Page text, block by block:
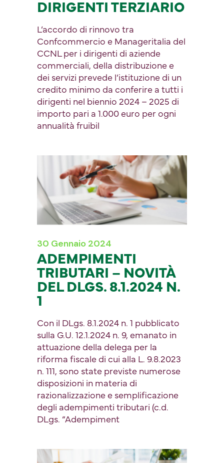
DIRIGENTI TERZIARIO
L’accordo di rinnovo tra
Confcommercio e Manageritalia del
CCNL per i dirigenti di aziende
commerciali, della distribuzione e
dei servizi prevede l’istituzione di un
credito minimo da conferire a tutti i
dirigenti nel biennio 2024 – 2025 di
importo pari a 1.000 euro per ogni
annualità fruibil
30 Gennaio 2024
ADEMPIMENTI
TRIBUTARI – NOVITÀ
DEL DLGS. 8.1.2024 N.
1
Con il DLgs. 8.1.2024 n. 1 pubblicato
sulla G.U. 12.1.2024 n. 9, emanato in
attuazione della delega per la
riforma fiscale di cui alla L. 9.8.2023
n. 111, sono state previste numerose
disposizioni in materia di
razionalizzazione e semplificazione
degli adempimenti tributari (c.d.
DLgs. “Adempiment